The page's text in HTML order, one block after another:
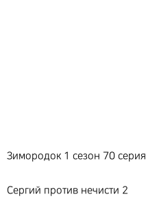
Зимородок 1 сезон 70 серия
Сергий против нечисти 2